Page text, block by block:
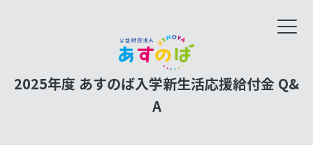
2025年度 あすのば入学新生活応援給付金 Q&
A